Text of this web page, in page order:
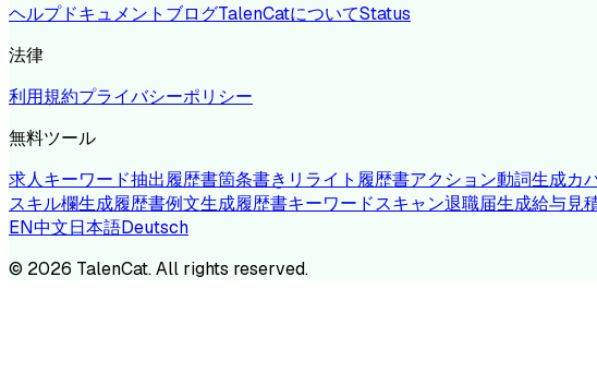
ヘルプドキュメント ブログTalenCatについてStatus
法律
利用規約プライバシーポリシー
無料ツール
求人キーワード抽出履歴書箇条書きリライト 履歴書アクション動詞生成カ
スキル欄生成履歴書例文生成履歴書キーワードスキャン退職届生成給与見
EN中文日本語Deutsch
© 2026 TalenCat. All rights reserved.